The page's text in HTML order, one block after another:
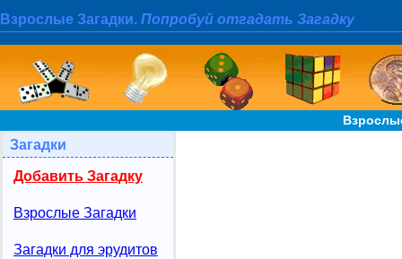
Взрослые Загадки. Попробуй отгадать Загадку
Загадки
Добавить Загадку
Взрослые Загадки
Загадки для эрудитов